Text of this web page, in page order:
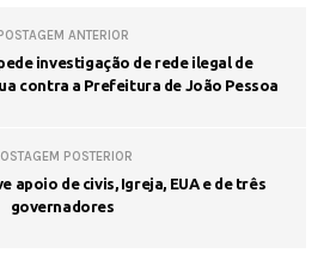
ANTERIOR
investigação de rede ilegal de
contra a Prefeitura de João Pessoa
POSTERIOR
apoio de civis, Igreja, EUA e de três
governadores